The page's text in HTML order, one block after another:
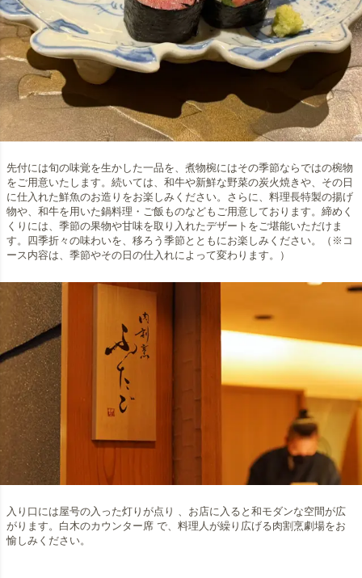
先付には旬の味覚を生かした一品を、煮物椀にはその季節ならではの椀物
をご用意いたします。続いては、和牛や新鮮な野菜の炭火焼きや、その日
に仕入れた鮮魚のお造りをお楽しみください。さらに、料理長特製の揚げ
物や、和牛を用いた鍋料理・ご飯ものなどもご用意しております。締めく
くりには、季節の果物や甘味を取り入れたデザートをご堪能いただけま
す。四季折々の味わいを、移ろう季節とともにお楽しみください。（※コ
ース内容は、季節やその日の仕入れによって変わります。）
入り口には屋号の入った灯りが点り 、お店に入ると和モダンな空間が広
がります。白木のカウンター席 で、料理人が繰り広げる肉割烹劇場をお
愉しみください。